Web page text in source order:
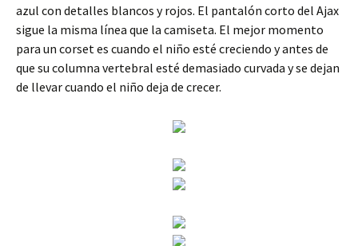
azul con detalles blancos y rojos. El pantalón corto del Ajax
sigue la misma línea que la camiseta. El mejor momento
para un corset es cuando el niño esté creciendo y antes de
que su columna vertebral esté demasiado curvada y se dejan
de llevar cuando el niño deja de crecer.